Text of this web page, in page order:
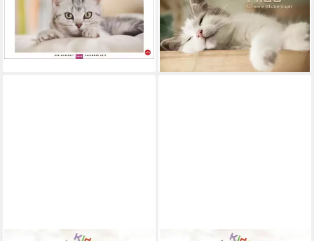
Katzenkalender 2027
lieferbar - in 2-3 Werktagen bei dir
Katzenkalender - 2027 -
Kalender...
ab 32,25 €
lieferbar - in 2-3 Werktagen bei dir